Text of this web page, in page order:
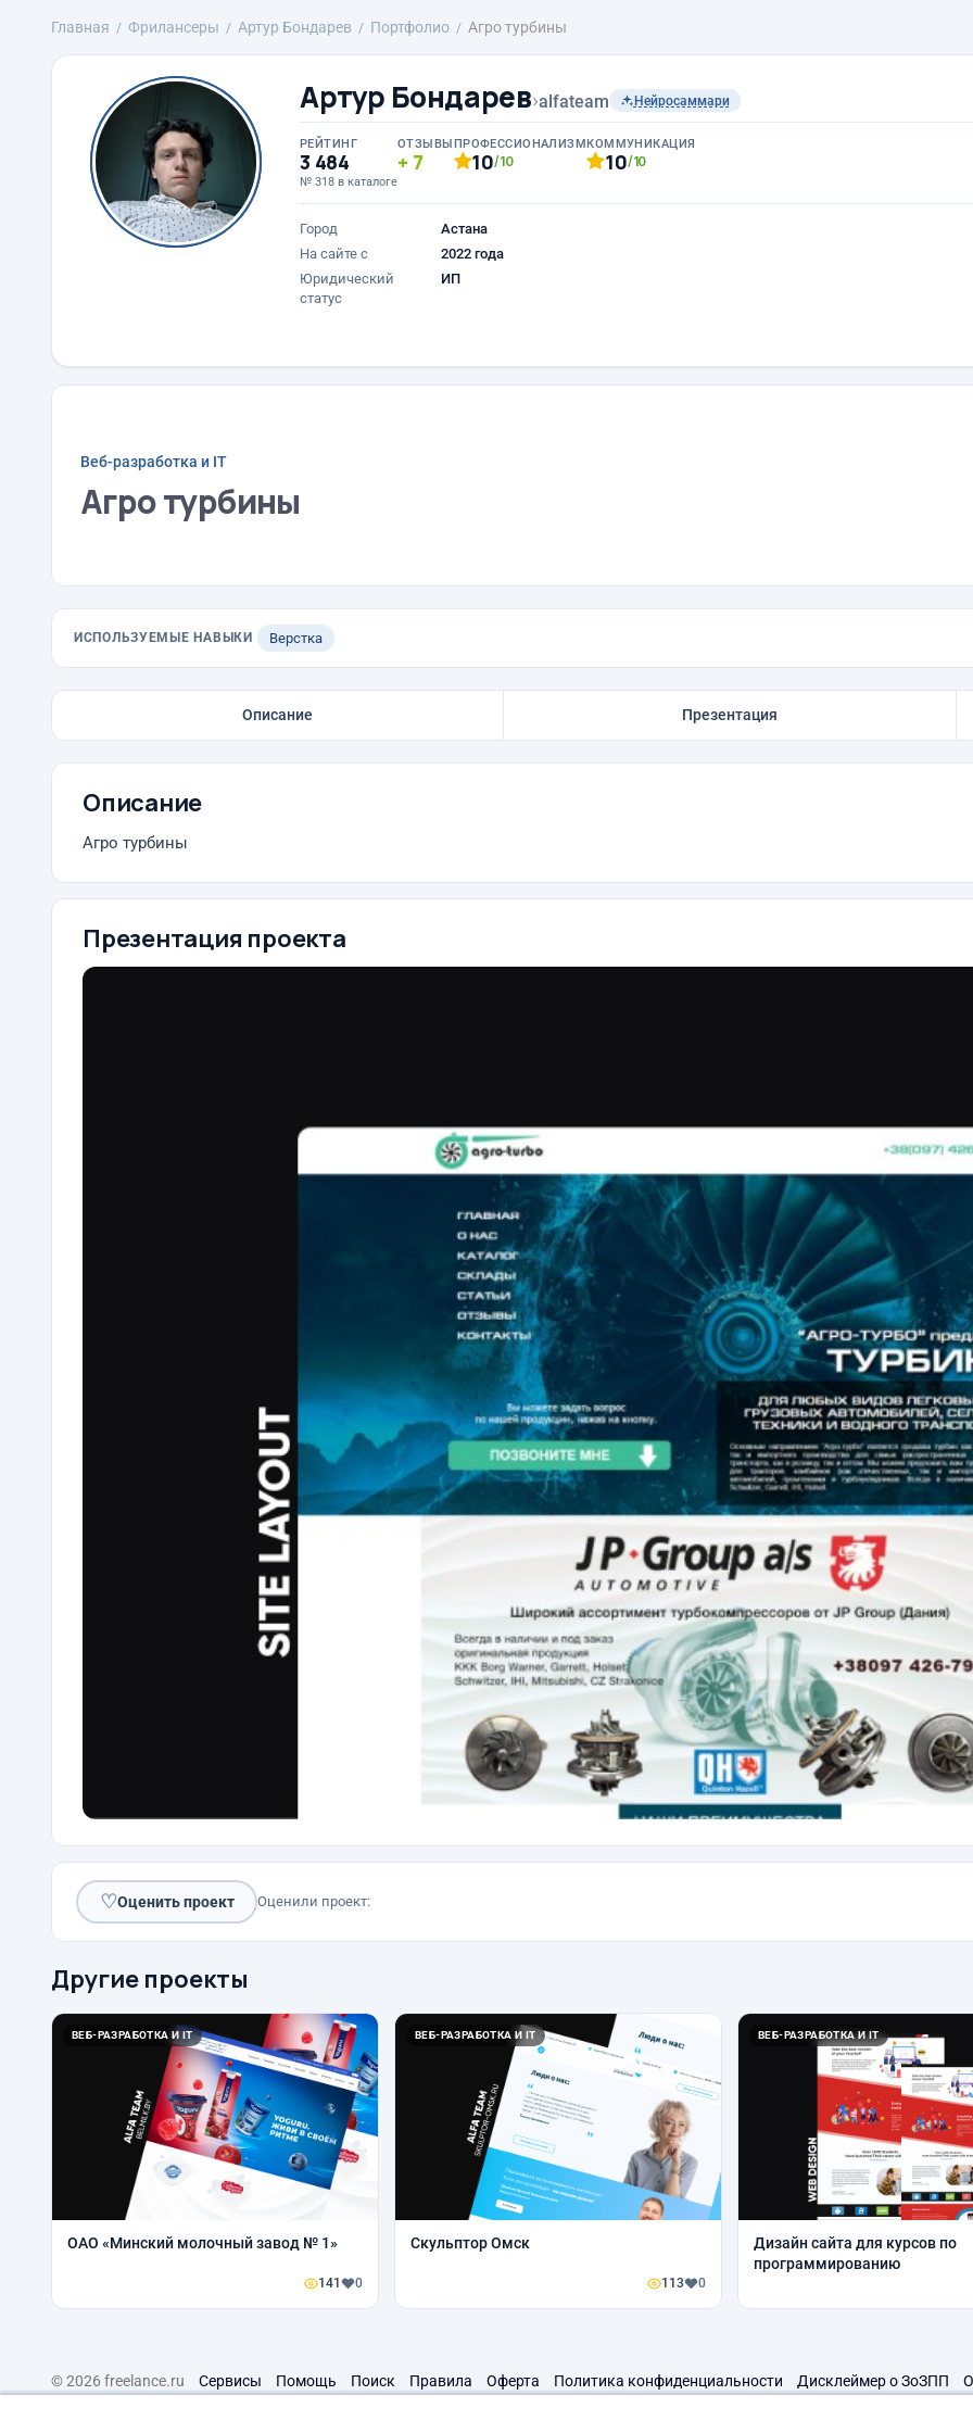
Главная Фрилансеры Артур Бондарев Портфолио Агро турбины
Артур Бондарев›alfateam Нейросаммари
РЕЙТИНГ
3 484
№ 318 в каталоге
ОТЗЫВЫ
7
ПРОФЕССИОНАЛИЗМ
10/10
КОММУНИКАЦИЯ
10/10
Город
Астана
На сайте с
2022 года
Юридический
статус
ИП
Веб-разработка и IT
Агро турбины
ИСПОЛЬЗУЕМЫЕ НАВЫКИ Верстка
Описание Презентация
Описание
Агро турбины
Презентация проекта
♡Оценить проект Оценили проект:
Другие проекты
ВЕБ-РАЗРАБОТКА И IT
ОАО «Минский молочный завод № 1»
141 0
ВЕБ-РАЗРАБОТКА И IT
Скульптор Омск
113 0
ВЕБ-РАЗРАБОТКА И IT
Дизайн сайта для курсов по
программированию
© 2026 freelance.ru Сервисы Помощь Поиск Правила Оферта Политика конфиденциальности Дисклеймер о ЗоЗПП